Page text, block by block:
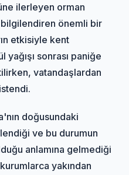
ilerleyen orman
bilgilendiren önemli bir
etkisiyle kent
sonrası paniğe
vatandaşlardan
doğusundaki
ve bu durumun
anlamına gelmediği
yakından